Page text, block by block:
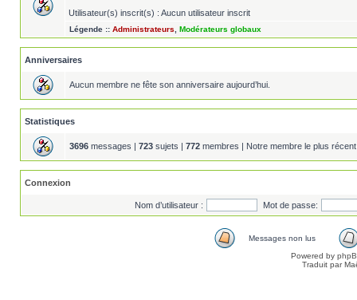
Utilisateur(s) inscrit(s) : Aucun utilisateur inscrit
Légende :: Administrateurs Modérateurs globaux
Anniversaires
Aucun membre ne fête son anniversaire aujourd’hui.
Statistiques
3696 messages | 723 sujets | 772 membres | Notre membre le plus
Connexion
Nom d’utilisateur : Mot de passe:
Messages non lus
Powered by
Traduit par